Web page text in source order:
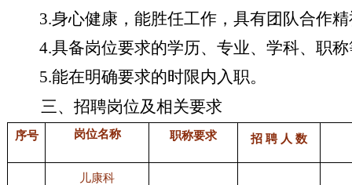
3.身心健康，能胜任工作，具有团队合作
4.具备岗位要求的学历、专业、学科、职
5.能在明确要求的时限内入职。
三、招聘岗位及相关要求
序号 岗位名称 职称要求 招 聘 人 数
儿康科